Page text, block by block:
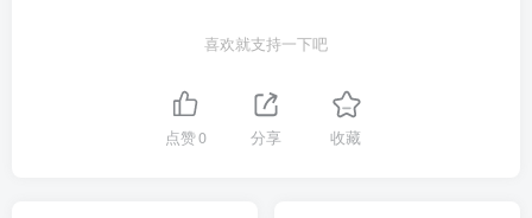
喜欢就支持一下吧
点赞0 分享 收藏